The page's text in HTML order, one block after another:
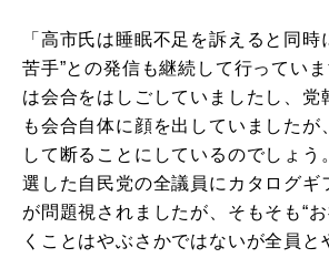
「高市氏は睡眠不足を訴えると同時
苦手”との発信も継続して行ってい
は会合をはしごしていましたし、党
も会合自体に顔を出していましたが
して断ることにしているのでしょう
選した自民党の全議員にカタログギ
が問題視されましたが、そもそも“
くことはやぶさかではないが全員と